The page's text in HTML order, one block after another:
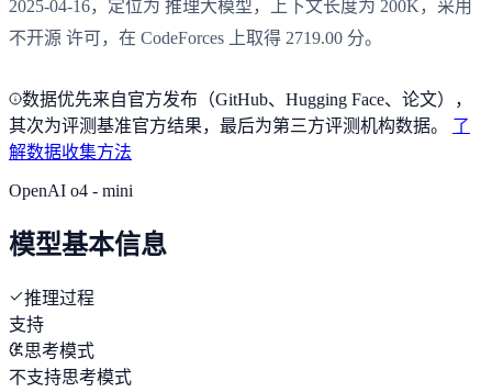
2025-04-16，定位为 推理大模型，上下文长度为 200K，采用
不开源 许可，在 CodeForces 上取得 2719.00 分。
数据优先来自官方发布（GitHub、Hugging Face、论文），
其次为评测基准官方结果，最后为第三方评测机构数据。
了
解数据收集方法
OpenAI o4 - mini
模型基本信息
推理过程
支持
思考模式
不支持思考模式